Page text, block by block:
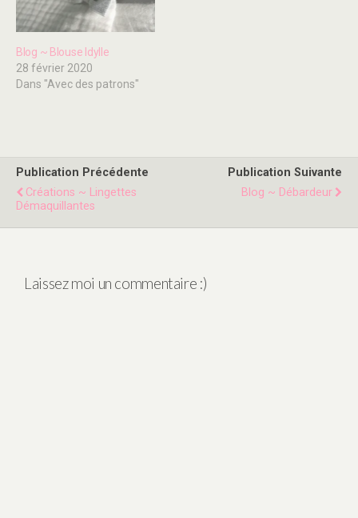
Blog ~ Blouse Idylle
28 février 2020
Dans "Avec des patrons"
Publication Précédente
Créations ~ Lingettes
Démaquillantes
Publication Suivante
Blog ~ Débardeur
Laissez moi un commentaire :)